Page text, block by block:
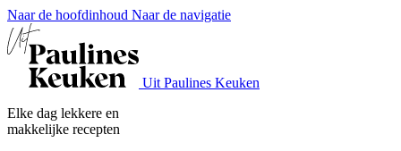
Naar de hoofdinhoud Naar de navigatie
Uit Paulines Keuken
Elke dag lekkere en
makkelijke recepten